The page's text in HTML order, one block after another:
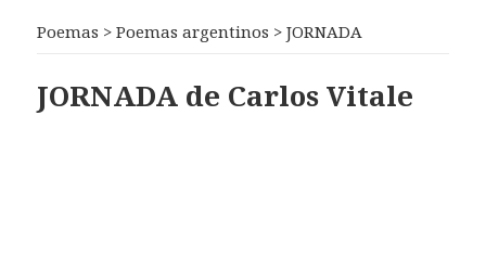
Poemas >Poemas argentinos >JORNADA
JORNADA de Carlos Vitale